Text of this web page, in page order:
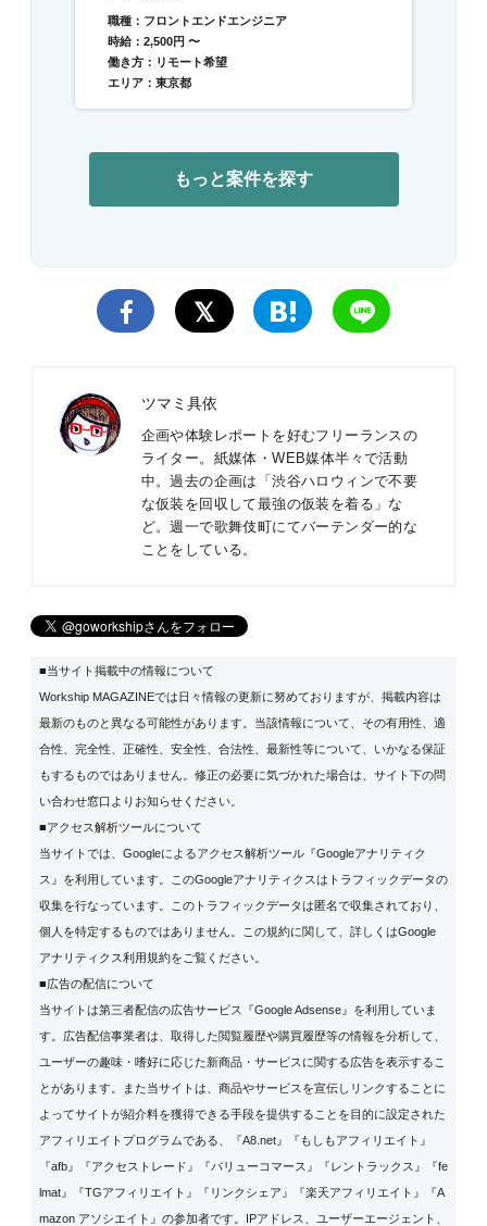
職種：フロントエンドエンジニア
時給：2,500円 〜
働き方：リモート希望
エリア：東京都
もっと案件を探す
ツマミ具依
企画や体験レポートを好むフリーランスの
ライター。紙媒体・WEB媒体半々で活動
中。過去の企画は「渋谷ハロウィンで不要
な仮装を回収して最強の仮装を着る」な
ど。週一で歌舞伎町にてバーテンダー的な
ことをしている。
■当サイト掲載中の情報について
Workship MAGAZINEでは日々情報の更新に努めておりますが、掲載内容は
最新のものと異なる可能性があります。当該情報について、その有用性、適
合性、完全性、正確性、安全性、合法性、最新性等について、いかなる保証
もするものではありません。修正の必要に気づかれた場合は、サイト下の問
い合わせ窓口よりお知らせください。
■アクセス解析ツールについて
当サイトでは、Googleによるアクセス解析ツール『Googleアナリティク
ス』を利用しています。このGoogleアナリティクスはトラフィックデータの
収集を行なっています。このトラフィックデータは匿名で収集されており、
個人を特定するものではありません。この規約に関して、詳しくはGoogle
アナリティクス利用規約をご覧ください。
■広告の配信について
当サイトは第三者配信の広告サービス『Google Adsense』を利用していま
す。広告配信事業者は、取得した閲覧履歴や購買履歴等の情報を分析して、
ユーザーの趣味・嗜好に応じた新商品・サービスに関する広告を表示するこ
とがあります。また当サイトは、商品やサービスを宣伝しリンクすることに
よってサイトが紹介料を獲得できる手段を提供することを目的に設定された
アフィリエイトプログラムである、『A8.net』『もしもアフィリエイト』
『afb』『アクセストレード』『バリューコマース』『レントラックス』『fe
lmat』『TGアフィリエイト』『リンクシェア』『楽天アフィリエイト』『A
mazon アソシエイト』の参加者です。IPアドレス、ユーザーエージェント、